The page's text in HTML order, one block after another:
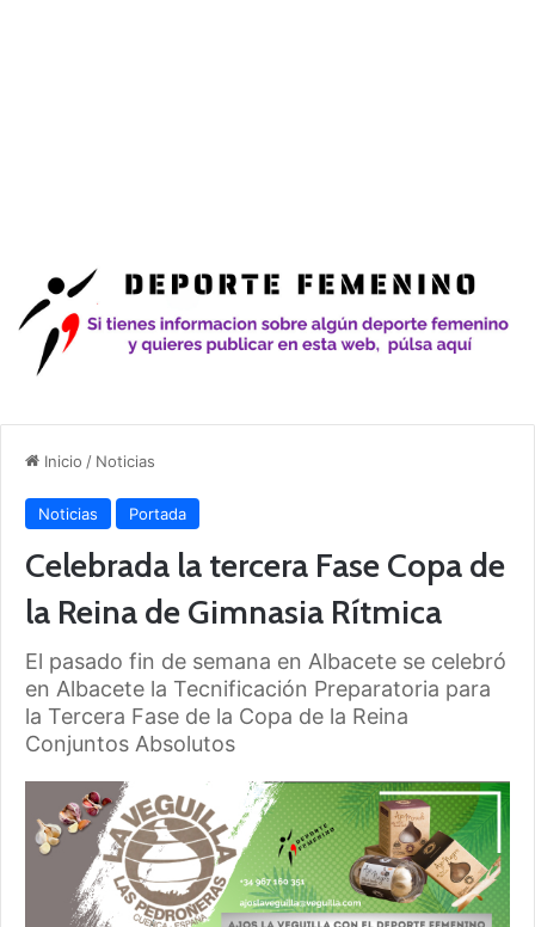
Inicio / Noticias
Noticias Portada
Celebrada la tercera Fase Copa de
la Reina de Gimnasia Rítmica
El pasado fin de semana en Albacete se celebró
en Albacete la Tecnificación Preparatoria para
la Tercera Fase de la Copa de la Reina
Conjuntos Absolutos